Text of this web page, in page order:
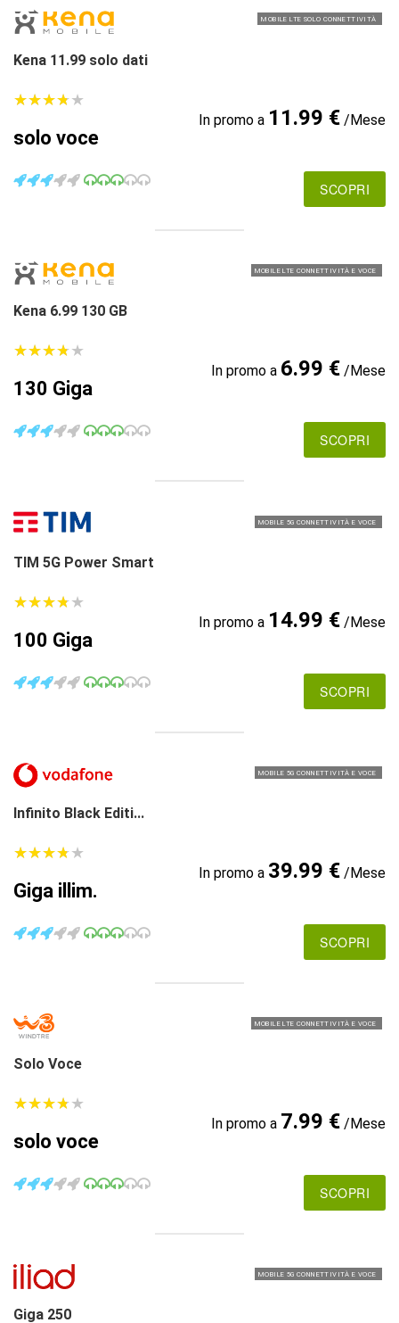
MOBILE LTE SOLO CONNETTIVITÀ
Kena 11.99 solo dati
★★★★★
★★★★★
solo voce
In promo a 11.99 €/Mese
SCOPRI
MOBILE LTE CONNETTIVITÀ E VOCE
Kena 6.99 130 GB
★★★★★
★★★★★
130 Giga
In promo a 6.99 €/Mese
SCOPRI
MOBILE 5G CONNETTIVITÀ E VOCE
TIM 5G Power Smart
★★★★★
★★★★★
100 Giga
In promo a 14.99 €/Mese
SCOPRI
MOBILE 5G CONNETTIVITÀ E VOCE
Infinito Black Editi...
★★★★★
★★★★★
Giga illim.
In promo a 39.99 €/Mese
SCOPRI
MOBILE LTE CONNETTIVITÀ E VOCE
Solo Voce
★★★★★
★★★★★
solo voce
In promo a 7.99 €/Mese
SCOPRI
MOBILE 5G CONNETTIVITÀ E VOCE
Giga 250